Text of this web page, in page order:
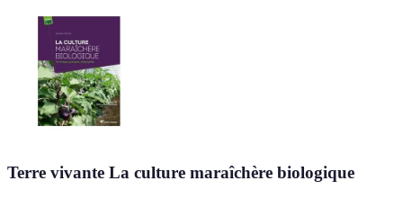
Terre vivante La culture maraîchère biologique